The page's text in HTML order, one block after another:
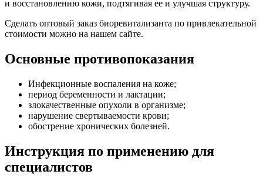
и восстановлению кожи, подтягивая ее и улучшая структуру.
Сделать оптовый заказ биоревитализанта по привлекательной
стоимости можно на нашем сайте.
Основные противопоказания
Инфекционные воспаления на коже;
период беременности и лактации;
злокачественные опухоли в организме;
нарушение свертываемости крови;
обострение хронических болезней.
Инструкция по применению для
специалистов